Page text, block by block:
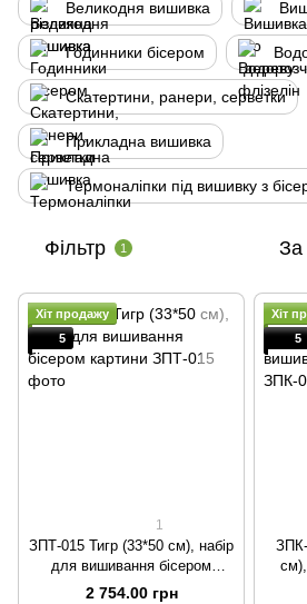
Великодня вишивка
Годинники бісером
Скатертини, ранери, серветки
Прикладна вишивка
Термоналіпки під вишивку з
Фільтр 1 За
Хіт продажу
5
1
ЗПТ-015 Тигр (33*50 см), набір
для вишивання бісером
картини
2 754.00 грн
Хіт
5
ЗПК-